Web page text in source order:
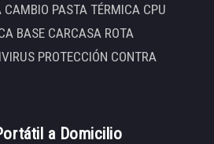
PASTA TÉRMICA CPU
BASE CARCASA ROTA
PROTECCIÓN CONTRA
a Domicilio